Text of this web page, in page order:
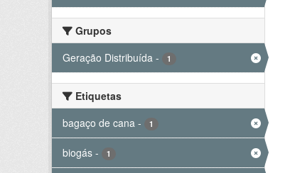
Grupos
Geração Distribuída - 1
Etiquetas
bagaço de cana - 1
biogás - 1